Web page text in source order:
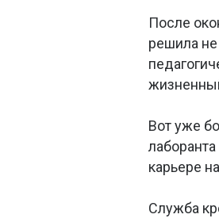
После
решила не
Вот уже
карьере
Служба